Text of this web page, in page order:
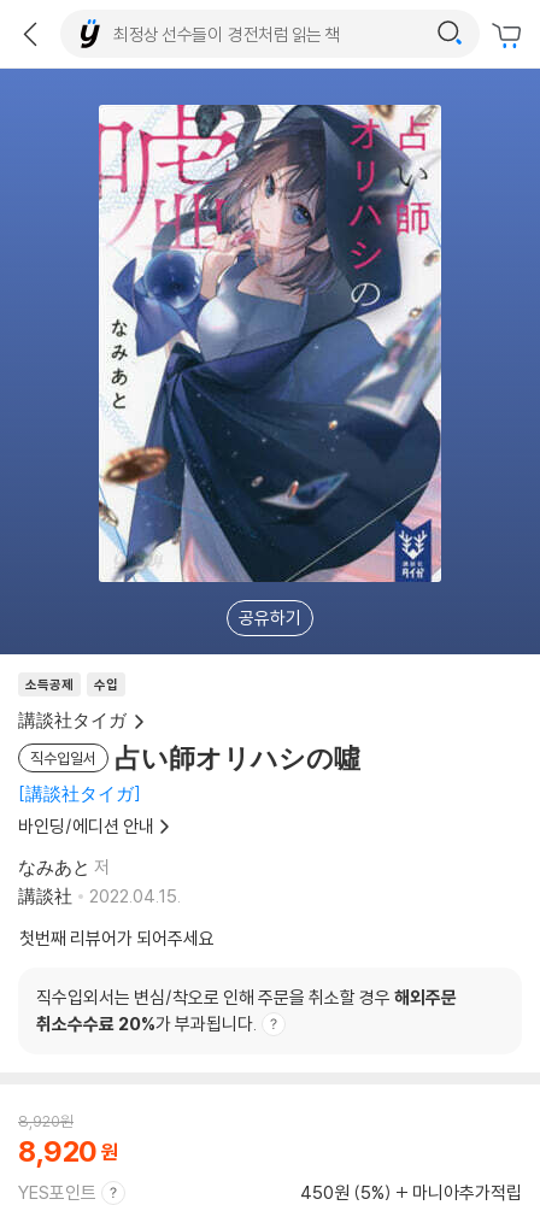
공유하기
소득공제 수입
講談社タイガ
직수입일서 占い師オリハシの噓
講談社タイガ
바인딩/에디션 안내
なみあと 저
講談社
2022.04.15.
첫번째 리뷰어가 되어주세요
직수입외서는 변심/착오로 인해 주문을 취소할 경우 해외주문
취소수수료 20%가 부과됩니다.
8,920원
8,920
YES포인트 450원 (5%) 마니아추가적립